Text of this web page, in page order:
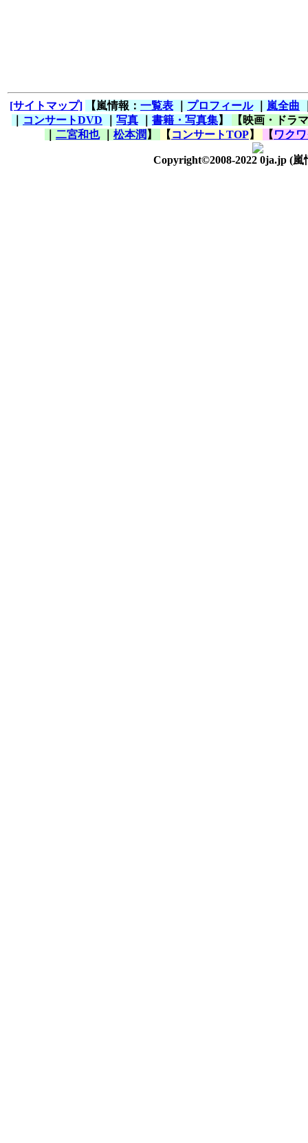
[サイトマップ] 【嵐情報： 一覧表 プロフィール｜ 嵐全曲
コンサートDVD 写真 書籍・写真集】
【映画・ドラ
二宮和也｜ 松本潤 】 【 コンサートTOP】 【 ワク
Copyright©2008-2022 0ja.jp (嵐